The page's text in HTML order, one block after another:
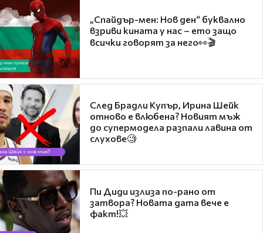
„Спайдър-мен: Нов ден“ буквално
взриви кината у нас – ето защо
всички говорят за него👀🎬
След Брадли Купър, Ирина Шейк
отново е влюбена? Новият мъж
до супермодела разпали лавина от
слухове🧐
Пи Диди излиза по-рано от
затвора? Новата дата вече е
факт!💥